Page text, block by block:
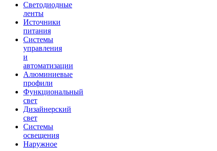
Светодиодные
ленты
Источники
питания
Системы
управления
и
автоматизации
Алюминиевые
профили
Функциональный
свет
Дизайнерский
свет
Системы
освещения
Наружное